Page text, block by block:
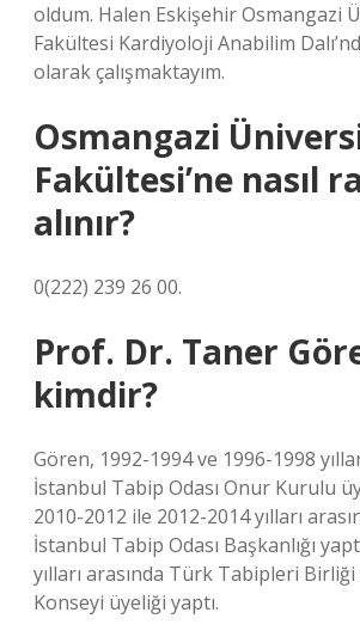
oldum. Halen Eskişehir Osmangazi
Fakültesi Kardiyoloji Anabilim
olarak çalışmaktayım.
Osmangazi
Fakültesi’ne nasıl
alınır?
0(222) 239 26 00.
Prof. Dr. Taner
kimdir?
Gören, 1992-1994 ve 1996-1998
İstanbul Tabip Odası Onur Kurulu
2010-2012 ile 2012-2014 yılları
İstanbul Tabip Odası Başkanlığı
yılları arasında Türk Tabipleri
Konseyi üyeliği yaptı.